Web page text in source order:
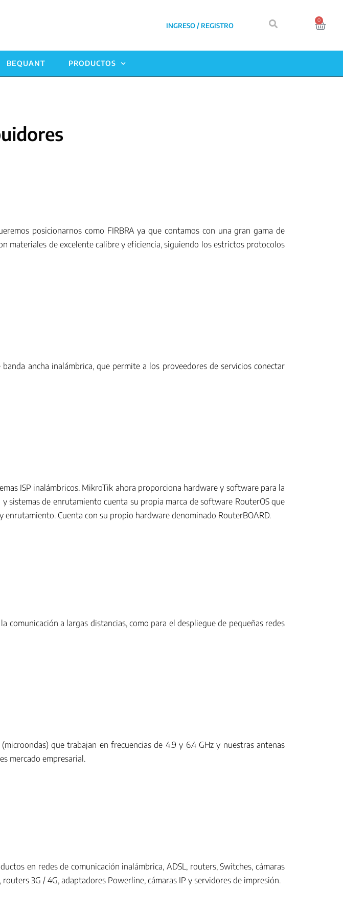
INGRESO / REGISTRO
0
BEQUANT PRODUCTOS
posicionarnos como FIRBRA ya que contamos con una gran gama de
materiales de excelente calibre y eficiencia, siguiendo los estrictos protocolos
ancha inalámbrica, que permite a los proveedores de servicios conectar
ISP inalámbricos. MikroTik ahora proporciona hardware y software para la
sistemas de enrutamiento cuenta su propia marca de software RouterOS que
Cuenta con su propio hardware denominado RouterBOARD.
a largas distancias, como para el despliegue de pequeñas redes
que trabajan en frecuencias de 4.9 y 6.4 GHz y nuestras antenas
mercado empresarial.
en redes de comunicación inalámbrica, ADSL, routers, Switches, cámaras
3G / 4G, adaptadores Powerline, cámaras IP y servidores de impresión.